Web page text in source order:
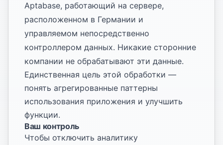
Aptabase, работающий на сервере,
расположенном в Германии и
управляемом непосредственно
контроллером данных. Никакие сторонние
компании не обрабатывают эти данные.
Единственная цель этой обработки —
понять агрегированные паттерны
использования приложения и улучшить
функции.
Ваш контроль
Чтобы отключить аналитику